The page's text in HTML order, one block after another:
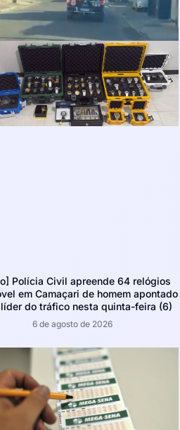
Polícia Civil apreende 64 relógios
em Camaçari de homem apontado
do tráfico nesta quinta-feira (6)
6 de agosto de 2026